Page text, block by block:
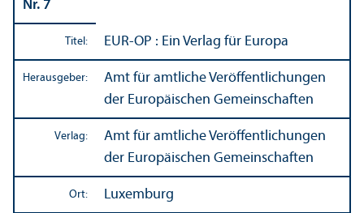
Nr. 7
Titel: EUR-OP : Ein Verlag für Europa
Herausgeber:
Amt für amtliche Veröffentlichungen
der Europäischen Gemeinschaften
Verlag:
Amt für amtliche Veröffentlichungen
der Europäischen Gemeinschaften
Ort: Luxemburg